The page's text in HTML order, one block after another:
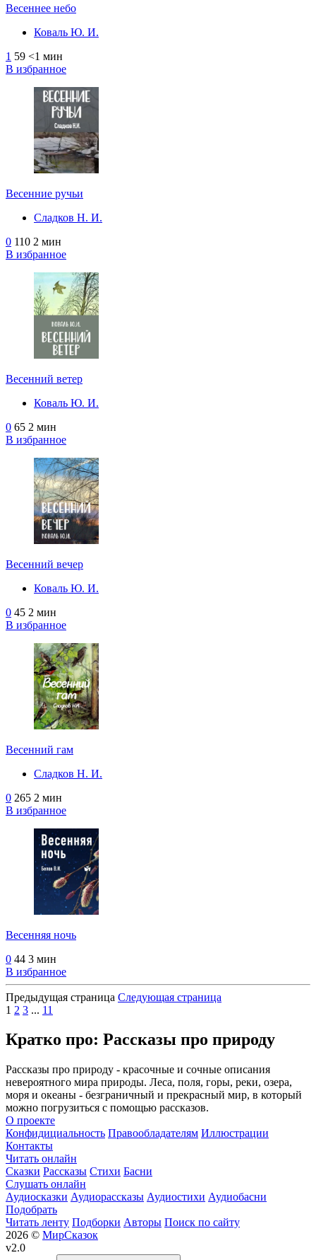
Весеннее небо
Коваль Ю. И.
1 59 <1 мин
В избранное
Весенние ручьи
Сладков Н. И.
0 110 2 мин
В избранное
Весенний ветер
Коваль Ю. И.
0 65 2 мин
В избранное
Весенний вечер
Коваль Ю. И.
0 45 2 мин
В избранное
Весенний гам
Сладков Н. И.
0 265 2 мин
В избранное
Весенняя ночь
0 44 3 мин
В избранное
Предыдущая страница Следующая страница
1 2 3 ... 11
Кратко про: Рассказы про природу
Рассказы про природу - красочные и сочные описания
невероятного мира природы. Леса, поля, горы, реки, озера,
моря и океаны - безграничный и прекрасный мир, в который
можно погрузиться с помощью рассказов.
О проекте
Конфидициальность Правообладателям Иллюстрации
Контакты
Читать онлайн
Сказки Рассказы Стихи Басни
Слушать онлайн
Аудиосказки Аудиорассказы Аудиостихи Аудиобасни
Подобрать
Читать ленту Подборки Авторы Поиск по сайту
2026 © МирСказок
v2.0